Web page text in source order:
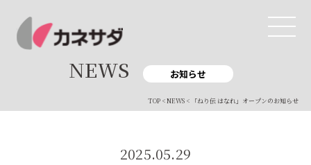
TOP
生産体制
NEWS お知らせ
TOP<NEWS< 「ねり伝 はなれ」オープンのお知らせ
2025.05.29